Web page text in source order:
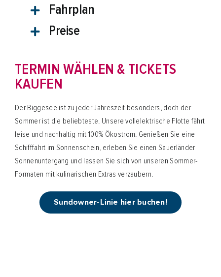
Fahrplan
Preise
TERMIN WÄHLEN & TICKETS
KAUFEN
Der Biggesee ist zu jeder Jahreszeit besonders, doch der
Sommer ist die beliebteste. Unsere vollelektrische Flotte fährt
leise und nachhaltig mit 100% Ökostrom. Genießen Sie eine
Schifffahrt im Sonnenschein, erleben Sie einen Sauerländer
Sonnenuntergang und lassen Sie sich von unseren Sommer-
Formaten mit kulinarischen Extras verzaubern.
Sundowner-Linie hier buchen!